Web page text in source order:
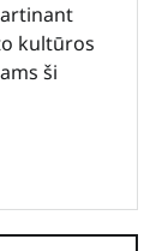
kultūros
ši